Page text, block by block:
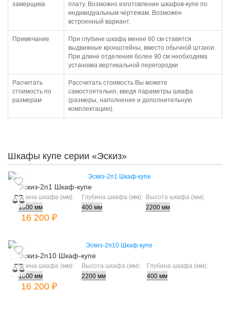
замерщика
плату. Возможно изготовление шкафов-купе по
индивидуальным чертежам. Возможен
встроенный вариант.
Примечание
При глубине шкафа менее 60 см ставятся
выдвижные кронштейны, вместо обычной штанги.
При длине отделения более 90 см необходима
установка вертикальной перегородки
Расчитать
стоимость по
размерам
Рассчитать стоимость Вы можете
самостоятельно, введя параметры шкафа
(размеры, наполнение и дополнительную
комплектацию).
Шкафы купе серии «Эскиз»
Эскиз-2п1 Шкаф-купе
Длина шкафа (мм): Глубина шкафа (мм): Высота шкафа (мм):
16 200 ₽
Эскиз-2п10 Шкаф-купе
Длина шкафа (мм): Высота шкафа (мм): Глубина шкафа (мм):
16 200 ₽